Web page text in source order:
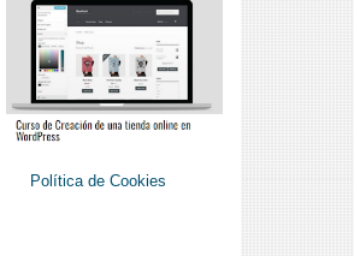
Política de Cookies